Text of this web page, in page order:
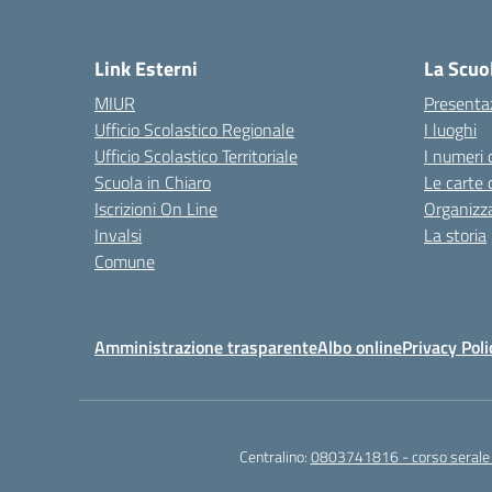
Link Esterni
MIUR
Ufficio Scolastico Regionale
Ufficio Scolastico Territoriale
Scuola in Chiaro
Iscrizioni On Line
Invalsi
Comune
La
I luoghi
I numeri
Le carte
La storia
Amministrazione trasparenteAlbo onlinePrivacy
Centralino:0803741816 - corso